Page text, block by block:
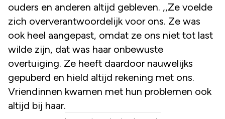
ouders en anderen altijd gebleven. ,,Ze voelde
zich oververantwoordelijk voor ons. Ze was
ook heel aangepast, omdat ze ons niet tot last
wilde zijn, dat was haar onbewuste
overtuiging. Ze heeft daardoor nauwelijks
gepuberd en hield altijd rekening met ons.
Vriendinnen kwamen met hun problemen ook
altijd bij haar.